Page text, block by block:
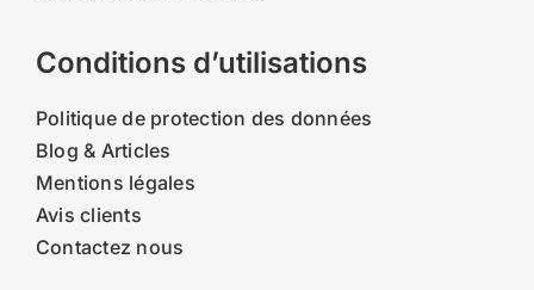
Conditions d’utilisations
Politique de protection des données
Blog & Articles
Mentions légales
Avis clients
Contactez nous